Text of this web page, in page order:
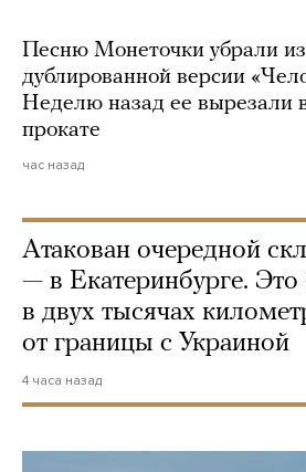
Песню Монеточки убрали
дублированной версии
Неделю назад ее вырезали
прокате
час назад
Атакован очередной
— в Екатеринбурге. Это
в двух тысячах
от границы с Украиной
4 часа назад